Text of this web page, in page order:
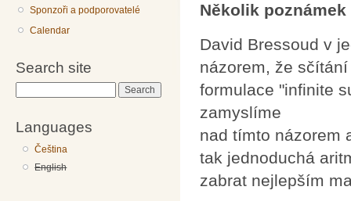
Sponzoři a podporovatelé
Calendar
Search site
Languages
Čeština
English
Několik
David Bressoud v
názorem, že
formulace "infinite
zamyslíme
nad tímto názorem
tak jednoduchá
zabrat nejlepším